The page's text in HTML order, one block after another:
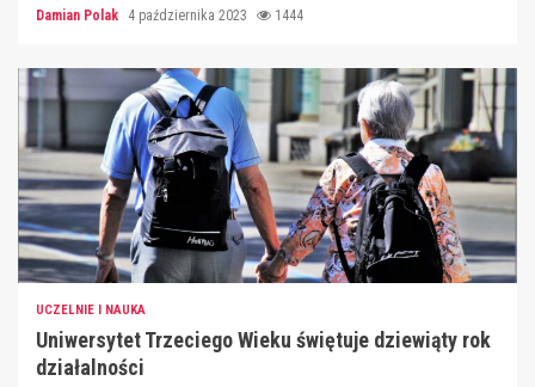
Damian Polak 4 października 2023 1444
UCZELNIE I NAUKA
Uniwersytet Trzeciego Wieku świętuje dziewiąty rok
działalności